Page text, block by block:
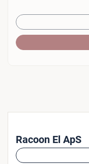
Racoon El ApS